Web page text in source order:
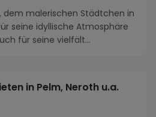
dem malerischen Städtchen in
seine idyllische Atmosphäre
für seine vielfält...
in Pelm, Neroth u.a.